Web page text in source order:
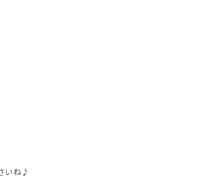
いね♪